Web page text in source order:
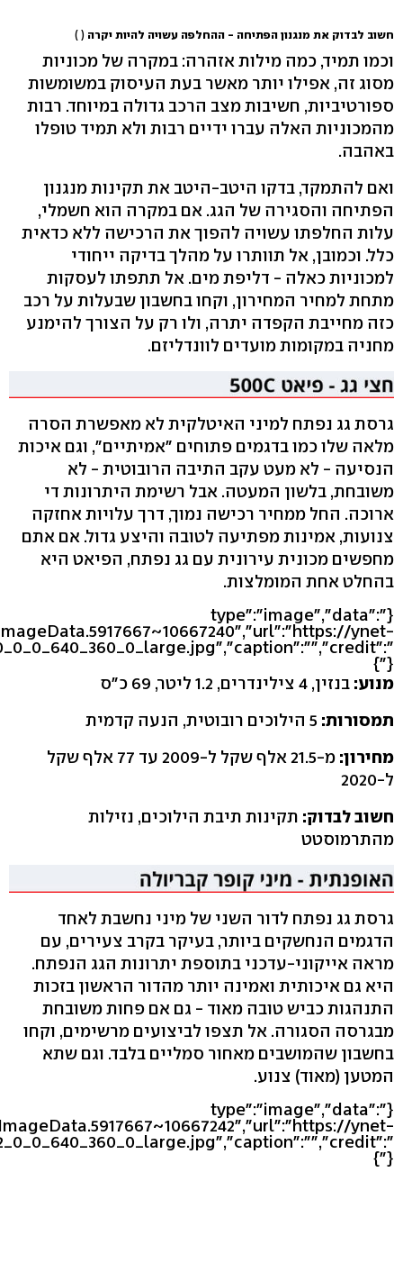
חשוב לבדוק את מנגנון הפתיחה - ההחלפה עשויה להיות יקרה ( )
וכמו תמיד, כמה מילות אזהרה: במקרה של מכוניות
מסוג זה, אפילו יותר מאשר בעת העיסוק במשומשות
ספורטיביות, חשיבות מצב הרכב גדולה במיוחד. רבות
מהמכוניות האלה עברו ידיים רבות ולא תמיד טופלו
באהבה.
ואם להתמקד, בדקו היטב-היטב את תקינות מנגנון
הפתיחה והסגירה של הגג. אם במקרה הוא חשמלי,
עלות החלפתו עשויה להפוך את הרכישה ללא כדאית
כלל. וכמובן, אל תוותרו על מהלך בדיקה ייחודי
למכוניות כאלה - דליפת מים. אל תתפתו לעסקות
מתחת למחיר המחירון, וקחו בחשבון שבעלות על רכב
כזה מחייבת הקפדה יתרה, ולו רק על הצורך להימנע
מחניה במקומות מועדים לוונדליזם.
גרסת גג נפתח למיני האיטלקית לא מאפשרת הסרה
מלאה שלו כמו בדגמים פתוחים "אמיתיים", וגם איכות
הנסיעה - לא מעט עקב התיבה הרובוטית - לא
משובחת, בלשון המעטה. אבל רשימת היתרונות די
ארוכה. החל ממחיר רכישה נמוך, דרך עלויות אחזקה
צנועות, אמינות מפתיעה לטובה והיצע גדול. אם אתם
מחפשים מכונית עירונית עם גג נפתח, הפיאט היא
בהחלט אחת המומלצות.
{"type":"image","data":
ynet-
"}}
מנוע: בנזין, 4 צילינדרים, 1.2 ליטר, 69 כ"ס
תמסורות:
מחירון:
מ-21.5 אלף שקל ל-2009 עד 77 אלף שקל
ל-2020
חשוב לבדוק: תקינות תיבת הילוכים, נזילות
מהתרמוסטט
גרסת גג נפתח לדור השני של מיני נחשבת לאחד
הדגמים הנחשקים ביותר, בעיקר בקרב צעירים, עם
מראה אייקוני-עדכני בתוספת יתרונות הגג הנפתח.
היא גם איכותית ואמינה יותר מהדור הראשון בזכות
התנהגות כביש טובה מאוד - גם אם פחות משובחת
מבגרסה הסגורה. אל תצפו לביצועים מרשימים, וקחו
בחשבון שהמושבים מאחור סמליים בלבד. וגם שתא
המטען (מאוד) צנוע.
{"type":"image","data":
ynet-
"}}